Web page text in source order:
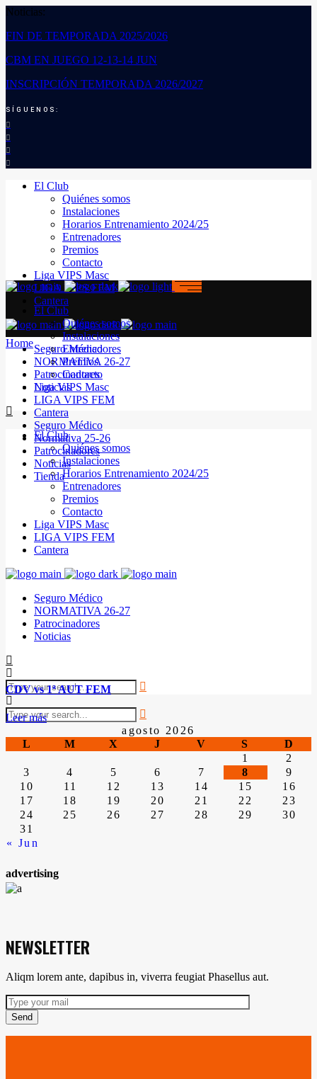
Noticias:
FIN DE TEMPORADA 2025/2026
CBM EN JUEGO 12-13-14 JUN
INSCRIPCIÓN TEMPORADA 2026/2027
SÍGUENOS:
El Club
Quiénes somos
Instalaciones
Horarios Entrenamiento 2024/25
Entrenadores
Premios
Contacto
Liga VIPS Masc
LIGA VIPS FEM
Cantera
Seguro Médico
NORMATIVA 26-27
Patrocinadores
Noticias
El Club
Quiénes somos
Instalaciones
Horarios Entrenamiento 2024/25
Entrenadores
Premios
Contacto
Liga VIPS Masc
LIGA VIPS FEM
Cantera
Seguro Médico
NORMATIVA 26-27
Patrocinadores
Noticias
El Club
Quiénes somos
Instalaciones
Entrenadores
Premios
Contacto
Liga VIPS Masc
LIGA VIPS FEM
Cantera
Seguro Médico
Normativa 25-26
Patrocinadores
Noticias
Tienda
Home
CDV vs 1ª AUT FEM
Leer más
agosto 2026
L
M X J V S D
« Jun
1
2
3
4 5 6 7 8
9
10
11 12 13 14 15
16
17
18 19 20 21 22
23
24
25 26 27 28 29
30
31
advertising
NEWSLETTER
Aliqm lorem ante, dapibus in, viverra feugiat Phasellus aut.
Send